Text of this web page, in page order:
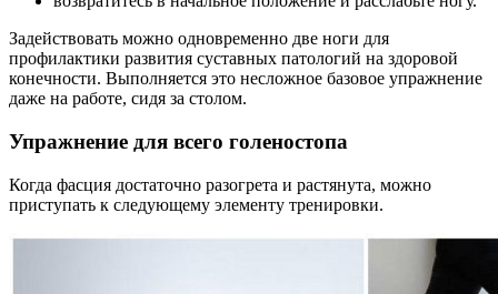
Задействовать можно одновременно две ноги для
профилактики развития суставных патологий на здоровой
конечности. Выполняется это несложное базовое упражнение
даже на работе, сидя за столом.
Упражнение для всего голеностопа
Когда фасция достаточно разогрета и растянута, можно
приступать к следующему элементу тренировки.